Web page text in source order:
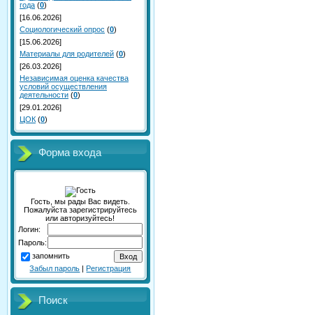
года (0)
[16.06.2026]
Социологический опрос (0)
[15.06.2026]
Материалы для родителей (0)
[26.03.2026]
Независимая оценка качества
условий осуществления
деятельности (0)
[29.01.2026]
ЦОК (0)
Форма входа
Гость, мы рады Вас видеть.
Пожалуйста зарегистрируйтесь
или авторизуйтесь!
Логин:
Пароль:
запомнить
Забыл пароль |Регистрация
Поиск